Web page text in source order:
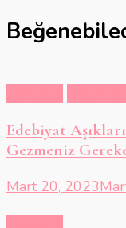
Edebiyat
Gezmeniz
Mart 20, 2023